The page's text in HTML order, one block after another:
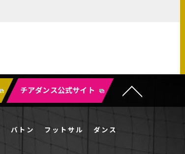
チアダンス公式サイト
バトン フットサル ダンス